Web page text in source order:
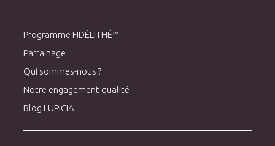
Programme FIDÉLITHÉ™
Parrainage
Qui sommes-nous ?
Notre engagement qualité
Blog LUPICIA